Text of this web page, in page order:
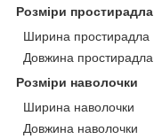
Розміри простирадла
Ширина простирадла
Довжина простирадла
Розміри наволочки
Ширина наволочки
Довжина наволочки